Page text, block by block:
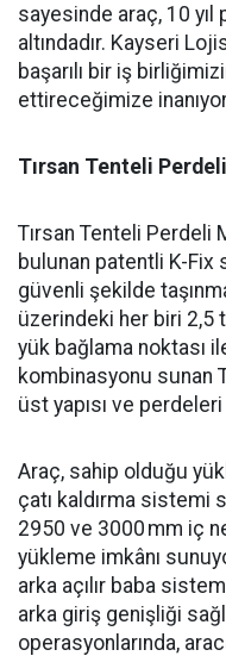
sayesinde araç, 10
altındadır. Kayseri
başarılı bir iş
ettireceğimize
Tırsan Tenteli
Tırsan Tenteli Perdeli
bulunan patentli K-
güvenli şekilde
üzerindeki her biri 2,5
yük bağlama noktası
kombinasyonu sunan
üst yapısı ve
Araç, sahip olduğu
çatı kaldırma sistemi
2950 ve 3000 mm iç
yükleme imkânı
arka açılır baba
arka giriş genişliği
operasyonlarında,